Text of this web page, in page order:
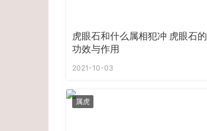
虎眼石和什么属相犯冲 虎眼石的
功效与作用
2021-10-03
属虎